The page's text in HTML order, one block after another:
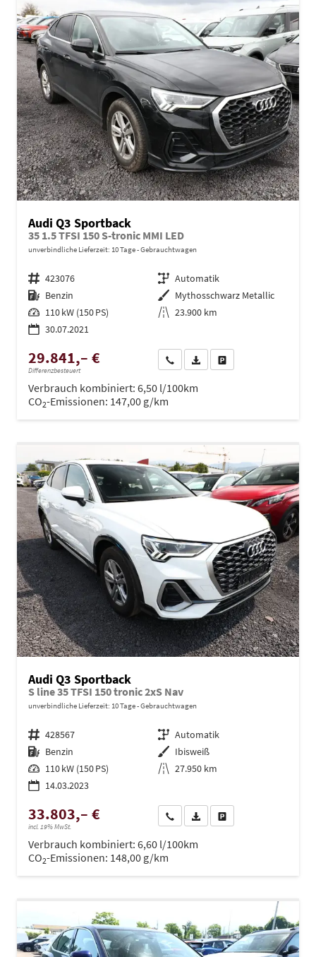
Audi Q3 Sportback
35 1.5 TFSI 150 S-tronic MMI LED
unverbindliche Lieferzeit: 10 Tage Gebrauchtwagen
Fahrzeugnr. 423076 Getriebe Automatik
Kraftstoff Benzin Außenfarbe Mythosschwarz Metallic
Leistung 110 kW (150 PS) Kilometerstand 23.900 km
30.07.2021
29.841,– €
Differenzbesteuert
Wir rufen Sie anPDF-Datei, Fahrzeugexposé
Verbrauch kombiniert: 6,50 l/100km
CO2-Emissionen: 147,00 g/km
Audi Q3 Sportback
S line 35 TFSI 150 tronic 2xS Nav
unverbindliche Lieferzeit: 10 Tage Gebrauchtwagen
Fahrzeugnr. 428567 Getriebe Automatik
Kraftstoff Benzin Außenfarbe Ibisweiß
Leistung 110 kW (150 PS) Kilometerstand 27.950 km
14.03.2023
33.803,– €
incl. 19% MwSt.
Wir rufen Sie anPDF-Datei, Fahrzeugexposé
Verbrauch kombiniert: 6,60 l/100km
CO2-Emissionen: 148,00 g/km